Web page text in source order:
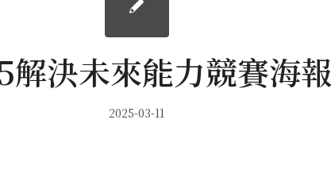
解決未來能力競賽海報
2025-03-11